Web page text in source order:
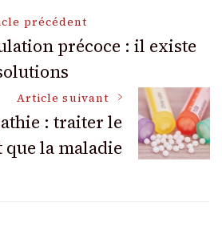
précédent
précoce : il existe
Article suivant
: traiter le
la maladie